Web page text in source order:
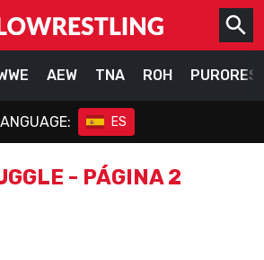
AEW TNA ROH
ES
- PÁGINA 2